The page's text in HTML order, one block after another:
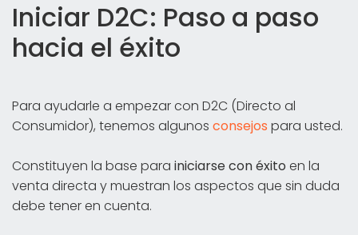
Iniciar D2C: Paso a paso
hacia el éxito
Para ayudarle a empezar con D2C (Directo al
Consumidor), tenemos algunos consejos para usted.
Constituyen la base para iniciarse con éxito en la
venta directa y muestran los aspectos que sin duda
debe tener en cuenta.